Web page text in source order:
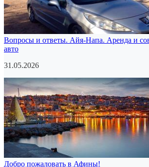
Вопросы и ответы. Айя-Напа. Аренда и
авто
31.05.2026
Добро пожаловать в Афины!